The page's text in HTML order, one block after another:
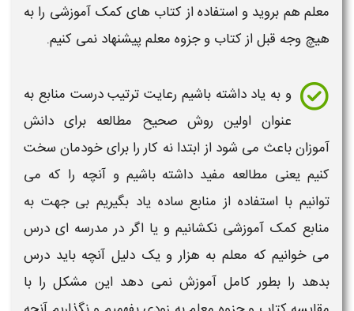
معلم هم بروید و استفاده از کتاب های کمک آموزشی را به
هیچ وجه قبل ازکتاب وجزوه معلمپیشنهاد نمی کنیم.
و به یاد داشته باشیم رعایت ترتیب درست منابع به
عنوان اولین روش صحیح مطالعه برای دانش
آموزانباعث می شود از ابتدا نه کار را برای خودمان سخت
کنیم یعنی مطالعه مفید داشته باشیم و آنچه را که می
توانیم با استفاده از منابع ساده یاد بگیریم بی جهت به
منابع کمک آموزشی نکشانیم و یا اگر در مدرسه ای درس
می خوانیم که معلم به هزار و یک دلیل آنچه باید درس
بدهد را بطور کامل آموزش نمی دهد این مشکل را با